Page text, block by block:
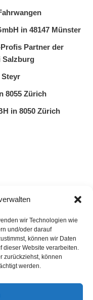
wir Technologien wie
und/oder darauf
können wir Daten
dieser Website verarbeiten.
zurückziehst, können
werden.
in 48147 Münster
Partner der
Salzburg
Steyr
8055 Zürich
in 8050 Zürich